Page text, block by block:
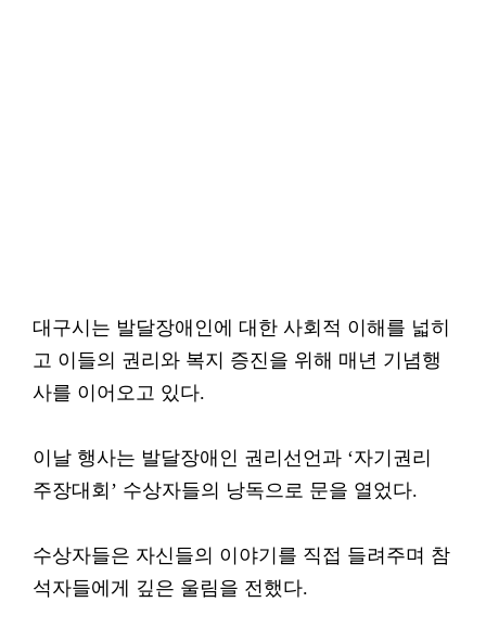
대구시는 발달장애인에 대한 사회적 이해를 넓히
고 이들의 권리와 복지 증진을 위해 매년 기념행
사를 이어오고 있다.
이날 행사는 발달장애인 권리선언과 ‘자기권리
주장대회’ 수상자들의 낭독으로 문을 열었다.
수상자들은 자신들의 이야기를 직접 들려주며 참
석자들에게 깊은 울림을 전했다.